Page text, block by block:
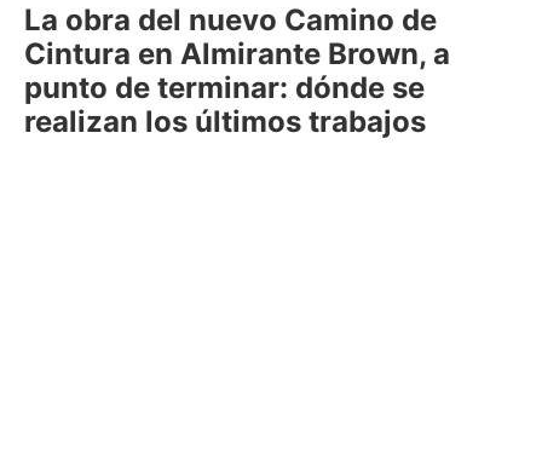
La obra del nuevo Camino de
Cintura en Almirante Brown, a
punto de terminar: dónde se
realizan los últimos trabajos